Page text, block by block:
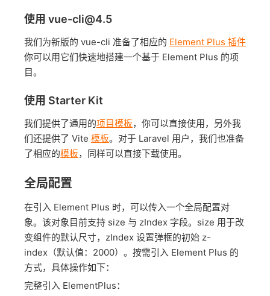
使用 vue-cli@4.5
我们为新版的 vue-cli 准备了相应的 Element Plus 插件
你可以用它们快速地搭建一个基于 Element Plus 的项
目。
使用 Starter Kit
我们提供了通用的项目模板，你可以直接使用，另外我
们还提供了 Vite 模板。对于 Laravel 用户，我们也准备
了相应的模板，同样可以直接下载使用。
全局配置
在引入 Element Plus 时，可以传入一个全局配置对
象。该对象目前支持 size 与 zIndex 字段。size 用于改
变组件的默认尺寸，zIndex 设置弹框的初始 z-
index（默认值：2000）。按需引入 Element Plus 的
方式，具体操作如下：
完整引入 ElementPlus：